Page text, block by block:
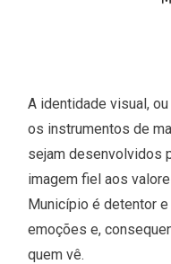
A identidade visual,
os instrumentos de
sejam desenvolvidos
imagem fiel aos
Município é detentor
emoções e,
quem vê.